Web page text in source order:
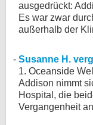
ausgedrückt:
Es war zwar
außerhalb der
Susanne H.
1. Oceanside
Addison nimmt
Hospital, die
Vergangenheit